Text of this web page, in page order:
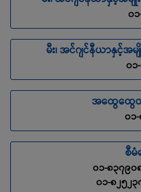
၀
မီး၊ အင်ဂျင်နီယာနှင့်အမ
၀၁
အထွေထွေ
၀၁
စီမံ
၀၁-၈၃၇၉၀
၀၁-၈၂၅၂၃